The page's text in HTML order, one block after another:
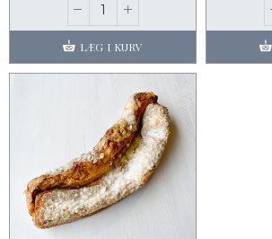
LÆG I KURV